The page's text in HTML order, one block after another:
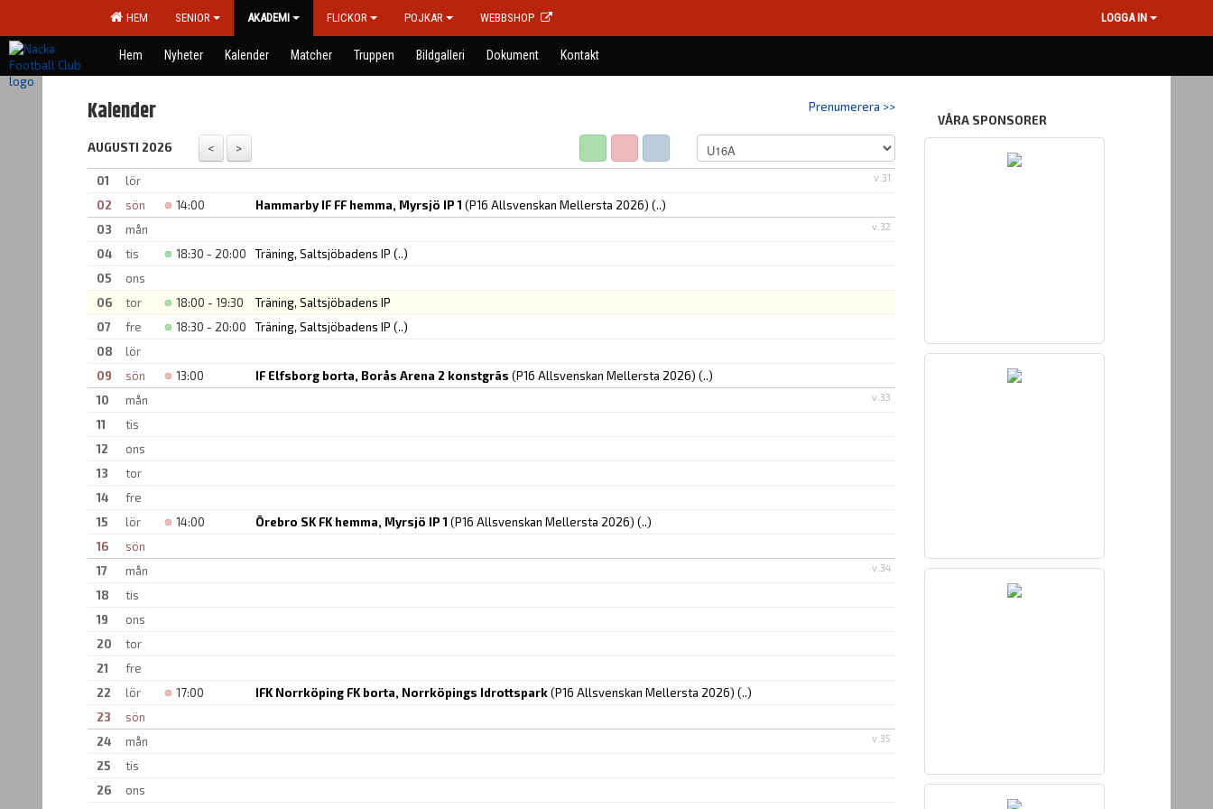
HEM SENIOR AKADEMI FLICKOR POJKAR WEBBSHOP LOGGA IN
Hem Nyheter Kalender Matcher Truppen Bildgalleri Dokument Kontakt
Prenumerera >>
Kalender
AUGUSTI 2026
v.31
01
lör
02
sön 14:00 Hammarby IF FF hemma, Myrsjö IP 1 (P16 Allsvenskan Mellersta 2026) (..)
v.32
03
mån
04
tis 18:30 - 20:00 Träning, Saltsjöbadens IP (..)
05
ons
06
tor 18:00 - 19:30
Träning, Saltsjöbadens IP
07
fre 18:30 - 20:00 Träning, Saltsjöbadens IP (..)
08
lör
09
sön 13:00 IF Elfsborg borta, Borås Arena 2 konstgräs (P16 Allsvenskan Mellersta 2026) (..)
v.33
10
mån
11
tis
12
ons
13
tor
14
fre
15
lör 14:00 Örebro SK FK hemma, Myrsjö IP 1 (P16 Allsvenskan Mellersta 2026) (..)
16
sön
v.34
17
mån
18
tis
19
ons
20
tor
21
fre
22
lör 17:00 IFK Norrköping FK borta, Norrköpings Idrottspark(P16 Allsvenskan Mellersta 2026) (..)
23
sön
v.35
24
mån
25
tis
26
ons
VÅRA SPONSORER